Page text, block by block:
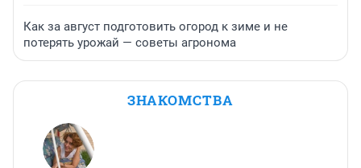
Как за август подготовить огород к зиме и не
потерять урожай — советы агронома
ЗНАКОМСТВА